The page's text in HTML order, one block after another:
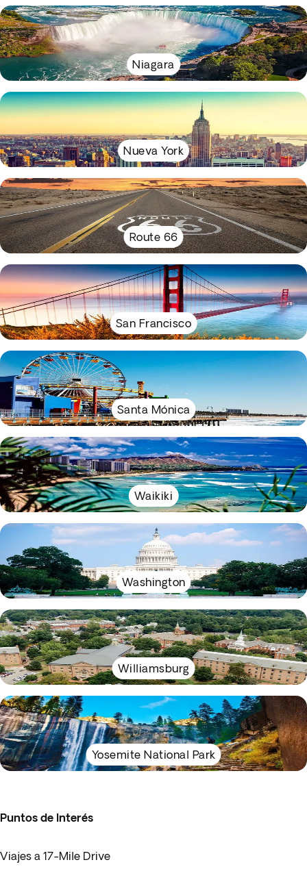
Niagara
Nueva York
Route 66
San Francisco
Santa Mónica
Waikiki
Washington
Williamsburg
Yosemite National Park
Puntos de Interés
Viajes a 17-Mile Drive